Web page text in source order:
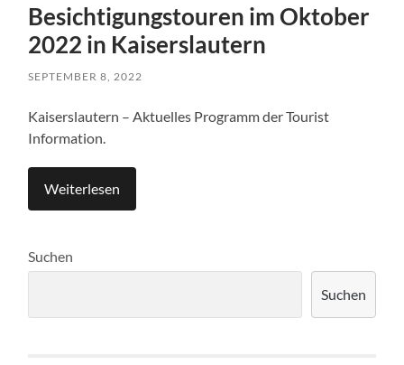
Besichtigungstouren im Oktober
2022 in Kaiserslautern
SEPTEMBER 8, 2022
Kaiserslautern – Aktuelles Programm der Tourist
Information.
Weiterlesen
Suchen
Suchen